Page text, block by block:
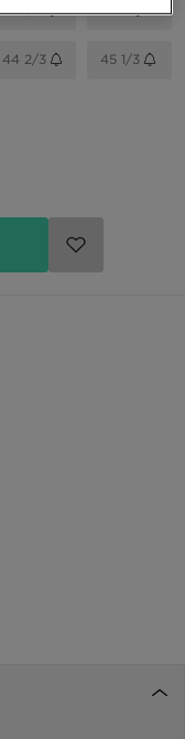
41 1/3 42
44 2/3 45 1/3